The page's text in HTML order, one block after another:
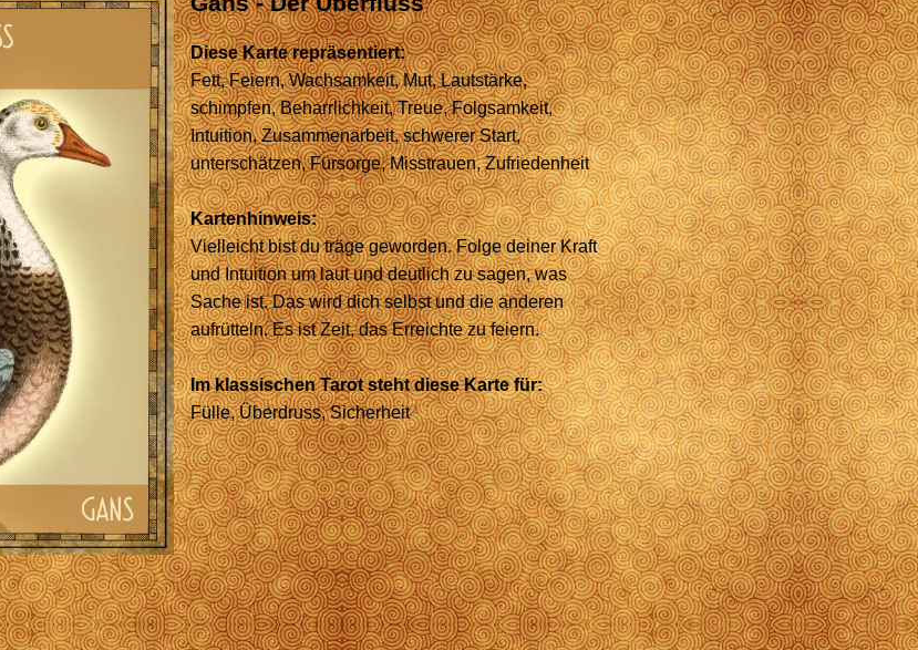
Diese Karte repräsentiert:
Fett, Feiern, Wachsamkeit, Mut, Lautstärke,
schimpfen, Beharrlichkeit, Treue, Folgsamkeit,
Intuition, Zusammenarbeit, schwerer Start,
unterschätzen, Fürsorge, Misstrauen, Zufriedenheit
Kartenhinweis:
Vielleicht bist du träge geworden. Folge deiner Kraft
und Intuition um laut und deutlich zu sagen, was
Sache ist. Das wird dich selbst und die anderen
aufrütteln. Es ist Zeit, das Erreichte zu feiern.
Im klassischen Tarot steht diese Karte für:
Fülle, Überdruss, Sicherheit